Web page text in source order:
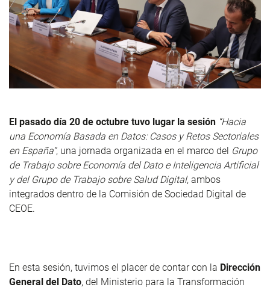
El pasado día 20 de octubre tuvo lugar la sesión “Hacia
una Economía Basada en Datos: Casos y Retos Sectoriales
en España”, una jornada organizada en el marco del Grupo
de Trabajo sobre Economía del Dato e Inteligencia Artificial
y del Grupo de Trabajo sobre Salud Digital, ambos
integrados dentro de la Comisión de Sociedad Digital de
CEOE.
En esta sesión, tuvimos el placer de contar con la Dirección
General del Dato, del Ministerio para la Transformación